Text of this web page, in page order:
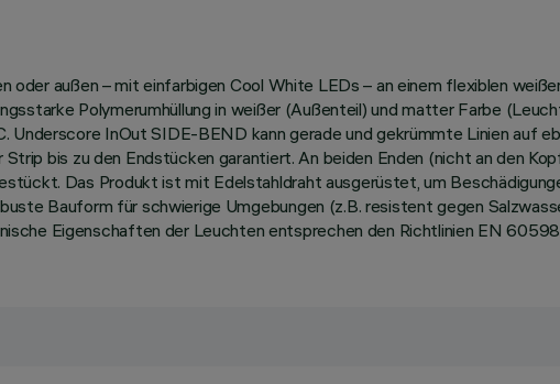
oder außen – mit einfarbigen Cool White LEDs – an einem flexiblen
Polymerumhüllung in weißer (Außenteil) und matter Farbe
InOut SIDE-BEND kann gerade und gekrümmte Linien auf
bis zu den Endstücken garantiert. An beiden Enden (nicht an den
Das Produkt ist mit Edelstahldraht ausgerüstet, um
Bauform für schwierige Umgebungen (z.B. resistent gegen
Eigenschaften der Leuchten entsprechen den Richtlinien EN